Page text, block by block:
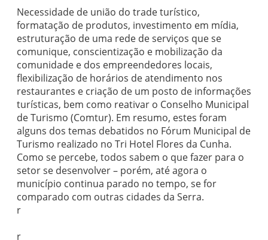
Necessidade de união do trade turístico,
formatação de produtos, investimento em mídia,
estruturação de uma rede de serviços que se
comunique, conscientização e mobilização da
comunidade e dos empreendedores locais,
flexibilização de horários de atendimento nos
restaurantes e criação de um posto de informações
turísticas, bem como reativar o Conselho Municipal
de Turismo (Comtur). Em resumo, estes foram
alguns dos temas debatidos no Fórum Municipal de
Turismo realizado no Tri Hotel Flores da Cunha.
Como se percebe, todos sabem o que fazer para o
setor se desenvolver – porém, até agora o
município continua parado no tempo, se for
comparado com outras cidades da Serra.
r
r